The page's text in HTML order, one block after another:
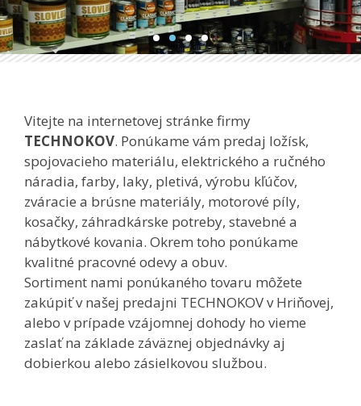
Vitejte na internetovej stránke firmy
TECHNOKOV. Ponúkame vám predaj ložísk,
spojovacieho materiálu, elektrického a ručného
náradia, farby, laky, pletivá, výrobu kľúčov,
zváracie a brúsne materiály, motorové píly,
kosačky, záhradkárske potreby, stavebné a
nábytkové kovania. Okrem toho ponúkame
kvalitné pracovné odevy a obuv.
Sortiment nami ponúkaného tovaru môžete
zakúpiť v našej predajni TECHNOKOV v Hriňovej,
alebo v prípade vzájomnej dohody ho vieme
zaslať na základe záväznej objednávky aj
dobierkou alebo zásielkovou službou.